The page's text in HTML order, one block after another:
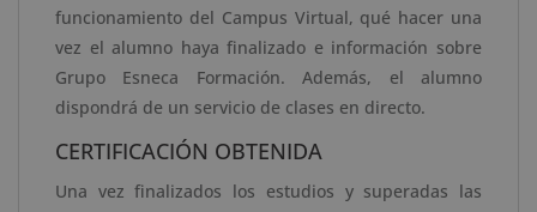
funcionamiento del Campus Virtual, qué hacer una
vez el alumno haya finalizado e información sobre
Grupo Esneca Formación. Además, el alumno
dispondrá de un servicio de clases en directo.
CERTIFICACIÓN OBTENIDA
Una vez finalizados los estudios y superadas las